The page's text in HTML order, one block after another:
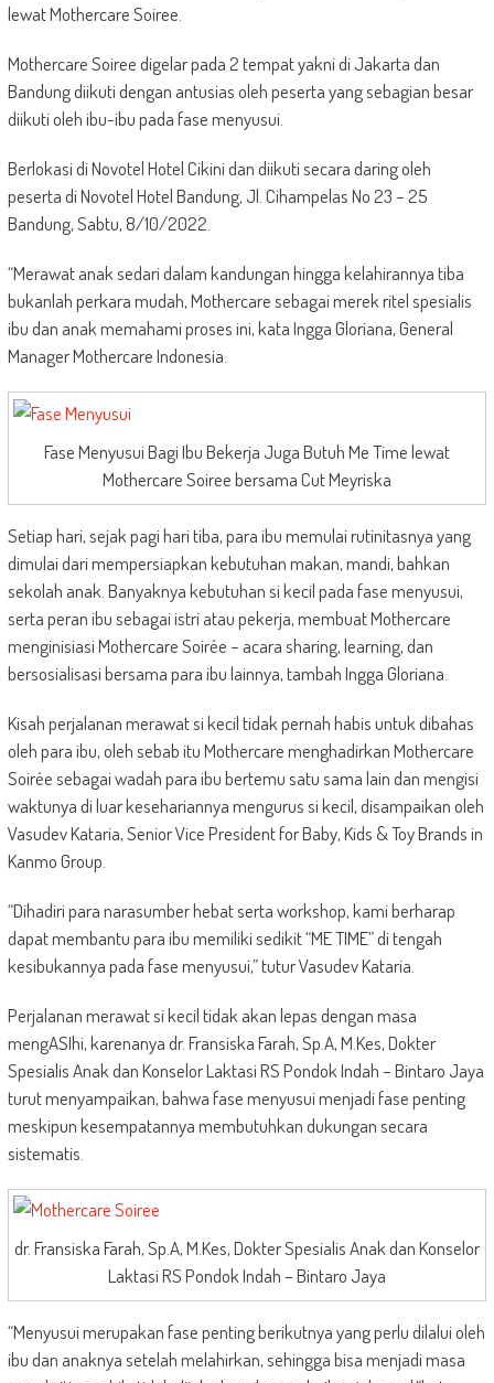
lewat Mothercare Soiree.
Mothercare Soiree digelar pada 2 tempat yakni di Jakarta dan
Bandung diikuti dengan antusias oleh peserta yang sebagian besar
diikuti oleh ibu-ibu pada fase menyusui.
Berlokasi di Novotel Hotel Cikini dan diikuti secara daring oleh
peserta di Novotel Hotel Bandung, Jl. Cihampelas No 23 – 25
Bandung, Sabtu, 8/10/2022.
“Merawat anak sedari dalam kandungan hingga kelahirannya tiba
bukanlah perkara mudah, Mothercare sebagai merek ritel spesialis
ibu dan anak memahami proses ini, kata Ingga Gloriana, General
Manager Mothercare Indonesia.
Fase Menyusui Bagi Ibu Bekerja Juga Butuh Me Time lewat
Mothercare Soiree bersama Cut Meyriska
Setiap hari, sejak pagi hari tiba, para ibu memulai rutinitasnya yang
dimulai dari mempersiapkan kebutuhan makan, mandi, bahkan
sekolah anak. Banyaknya kebutuhan si kecil pada fase menyusui,
serta peran ibu sebagai istri atau pekerja, membuat Mothercare
menginisiasi Mothercare Soirée – acara sharing, learning, dan
bersosialisasi bersama para ibu lainnya, tambah Ingga Gloriana.
Kisah perjalanan merawat si kecil tidak pernah habis untuk dibahas
oleh para ibu, oleh sebab itu Mothercare menghadirkan Mothercare
Soirée sebagai wadah para ibu bertemu satu sama lain dan mengisi
waktunya di luar kesehariannya mengurus si kecil, disampaikan oleh
Vasudev Kataria, Senior Vice President for Baby, Kids & Toy Brands in
Kanmo Group.
“Dihadiri para narasumber hebat serta workshop, kami berharap
dapat membantu para ibu memiliki sedikit “ME TIME” di tengah
kesibukannya pada fase menyusui,” tutur Vasudev Kataria.
Perjalanan merawat si kecil tidak akan lepas dengan masa
mengASIhi, karenanya dr. Fransiska Farah, Sp.A, M.Kes, Dokter
Spesialis Anak dan Konselor Laktasi RS Pondok Indah – Bintaro Jaya
turut menyampaikan, bahwa fase menyusui menjadi fase penting
meskipun kesempatannya membutuhkan dukungan secara
sistematis.
dr. Fransiska Farah, Sp.A, M.Kes, Dokter Spesialis Anak dan Konselor
Laktasi RS Pondok Indah – Bintaro Jaya
“Menyusui merupakan fase penting berikutnya yang perlu dilalui oleh
ibu dan anaknya setelah melahirkan, sehingga bisa menjadi masa